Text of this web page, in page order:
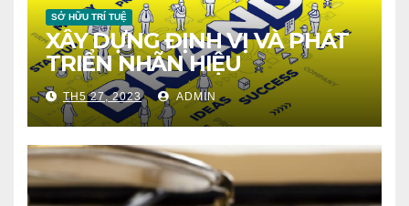
SỞ HỮU TRÍ TUỆ
XÂY DỰNG ĐỊNH VỊ VÀ PHÁT
TRIỂN NHÃN HIỆU
TH5 27, 2023 ADMIN